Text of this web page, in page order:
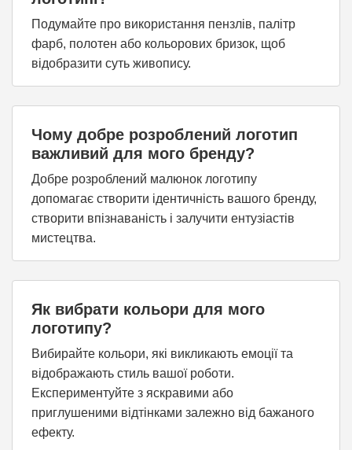
Подумайте про використання пензлів, палітр
фарб, полотен або кольорових бризок, щоб
відобразити суть живопису.
Чому добре розроблений логотип
важливий для мого бренду?
Добре розроблений малюнок логотипу
допомагає створити ідентичність вашого бренду,
створити впізнаваність і залучити ентузіастів
мистецтва.
Як вибрати кольори для мого
логотипу?
Вибирайте кольори, які викликають емоції та
відображають стиль вашої роботи.
Експериментуйте з яскравими або
приглушеними відтінками залежно від бажаного
ефекту.